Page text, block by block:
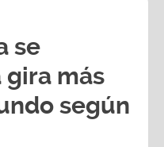
más
según